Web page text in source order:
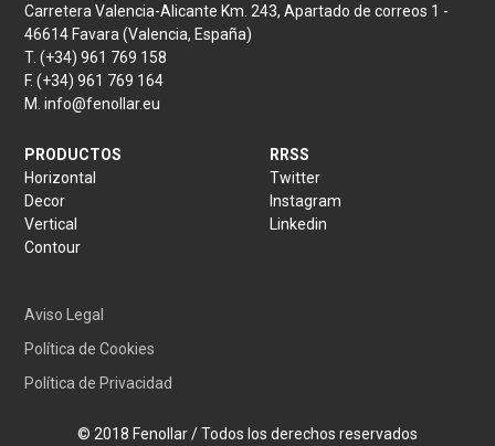
Carretera Valencia-Alicante Km. 243, Apartado de correos 1 -
46614 Favara (Valencia, España)
T.(+34) 961 769 158
F.(+34) 961 769 164
M.info@fenollar.eu
PRODUCTOS
Horizontal
Decor
Vertical
Contour
RRSS
Twitter
Instagram
Linkedin
Aviso Legal
Política de Cookies
Política de Privacidad
© 2018 Fenollar / Todos los derechos reservados